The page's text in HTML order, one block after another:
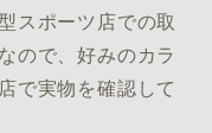
スポーツ店での取
ので、好みのカラ
で実物を確認して